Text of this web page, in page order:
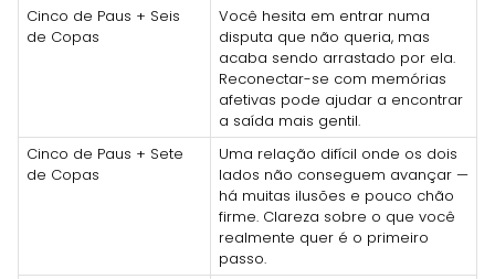
Cinco de Paus + Seis
de Copas
Você hesita em entrar numa
disputa que não queria, mas
acaba sendo arrastado por ela.
Reconectar-se com memórias
afetivas pode ajudar a encontrar
a saída mais gentil.
Cinco de Paus + Sete
de Copas
Uma relação difícil onde os dois
lados não conseguem avançar —
há muitas ilusões e pouco chão
firme. Clareza sobre o que você
realmente quer é o primeiro
passo.